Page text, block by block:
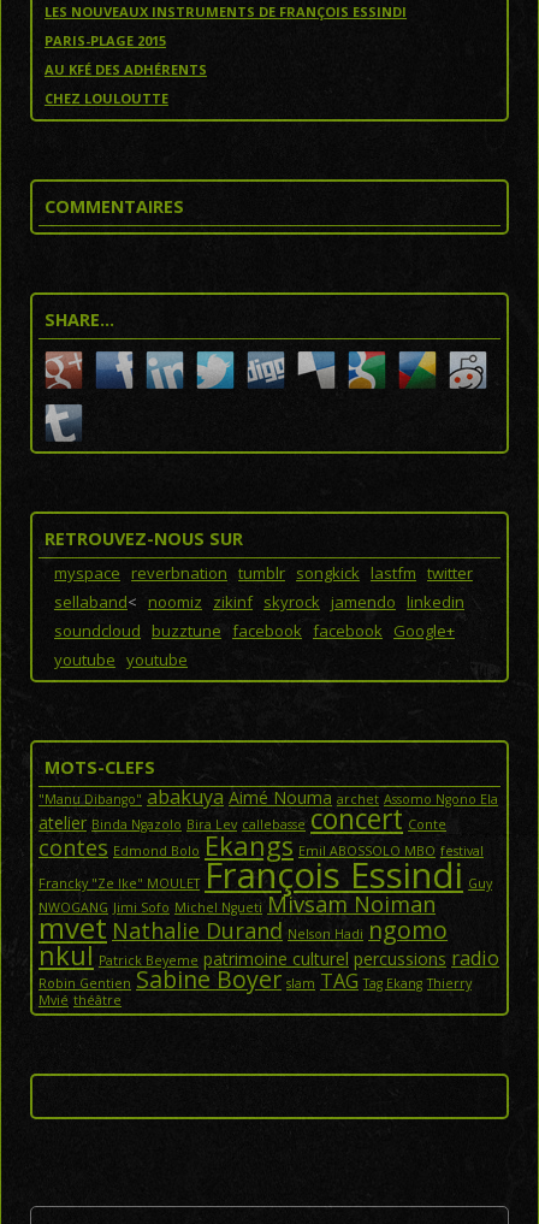
LES NOUVEAUX INSTRUMENTS DE FRANÇOIS ESSINDI
PARIS-PLAGE 2015
AU KFÉ DES ADHÉRENTS
CHEZ LOULOUTTE
COMMENTAIRES
SHARE…
RETROUVEZ-NOUS SUR
myspace reverbnation tumblr songkick lastfm twitter
sellaband< noomiz zikinf skyrock jamendo
linkedin
soundcloud buzztune facebook facebook Google+
youtube youtube
MOTS-CLEFS
"Manu Dibango" abakuya Aimé Nouma archet Assomo Ngono Ela
atelier Binda Ngazolo Bira Lev callebasse concert Conte
contes Edmond Bolo Ekangs Emil ABOSSOLO MBO festival
Francky "Ze Ike" MOULET François Essindi Guy
NWOGANG Jimi Sofo Michel Ngueti Mivsam Noiman
mvet Nathalie Durand Nelson Hadi ngomo
nkul Patrick Beyeme patrimoine culturel percussions radio
Robin Gentien Sabine Boyer slam TAG Tag Ekang Thierry
Mvié théâtre